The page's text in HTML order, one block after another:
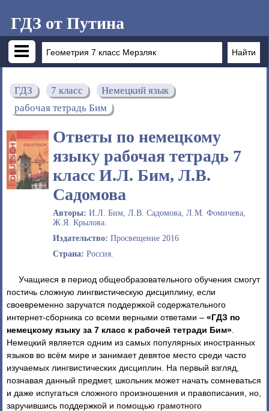
ГДЗ от Путина
ГДЗ 7 класс
Немецкий язык
рабочая тетрадь Бим
Ответы по немецкому
языку рабочая тетрадь 7
класс И.Л. Бим, Л.В.
Садомова
Авторы: И.Л. Бим, Л.В. Садомова, Л.М. Фомичева,
Ж.Я. Крылова.
Издательство: Просвещение 2016
Страна: Россия.
Учащиеся в период общеобразовательного обучения смогут
постичь сложную лингвистическую дисциплину, если
своевременно заручатся поддержкой содержательного
интернет-сборника со всеми верными ответами – «ГДЗ по
немецкому языку за 7 класс к рабочей тетради Бим»
Немецкий является одним из самых популярных иностранных
языков во всём мире и занимает девятое место среди часто
изучаемых лингвистических дисциплин. На первый взгляд,
познавая данный предмет, школьник может начать сомневаться
и даже испугаться сложного произношения и правописания, но,
заручившись поддержкой и помощью грамотного